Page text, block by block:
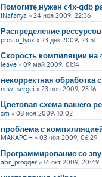
Помогите,нужен c4x-gdb
INafanya » 24 ноя 2009, 22:36
Распределение
prosto_lynx » 23 дек 2009, 23:51
Скорость компиляции на
leave » 09 май 2009, 01:14
некорректная обработка
new_sergei » 23 ноя 2009, 23:16
Цветовая схема вашего
sm » 08 ноя 2009, 10:02
проблема с
MAKAPOH » 03 ноя 2009, 06:29
Программирование со
abr_progger » 14 окт 2009, 20:49